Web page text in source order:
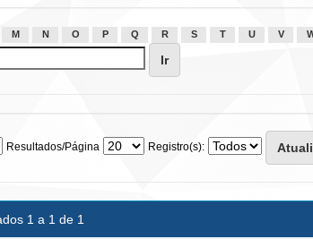
M N O P Q R S T U V
Resultados/Página Registro(s):
1 a 1 de 1